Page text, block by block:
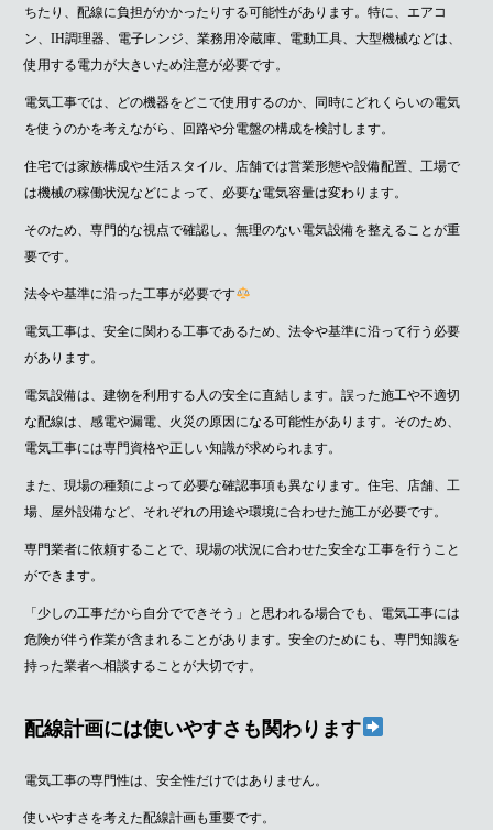
ちたり、配線に負担がかかったりする可能性があります。特に、エアコ
ン、IH調理器、電子レンジ、業務用冷蔵庫、電動工具、大型機械などは、
使用する電力が大きいため注意が必要です。
電気工事では、どの機器をどこで使用するのか、同時にどれくらいの電気
を使うのかを考えながら、回路や分電盤の構成を検討します。
住宅では家族構成や生活スタイル、店舗では営業形態や設備配置、工場で
は機械の稼働状況などによって、必要な電気容量は変わります。
そのため、専門的な視点で確認し、無理のない電気設備を整えることが重
要です。
法令や基準に沿った工事が必要です
電気工事は、安全に関わる工事であるため、法令や基準に沿って行う必要
があります。
電気設備は、建物を利用する人の安全に直結します。誤った施工や不適切
な配線は、感電や漏電、火災の原因になる可能性があります。そのため、
電気工事には専門資格や正しい知識が求められます。
また、現場の種類によって必要な確認事項も異なります。住宅、店舗、工
場、屋外設備など、それぞれの用途や環境に合わせた施工が必要です。
専門業者に依頼することで、現場の状況に合わせた安全な工事を行うこと
ができます。
「少しの工事だから自分でできそう」と思われる場合でも、電気工事には
危険が伴う作業が含まれることがあります。安全のためにも、専門知識を
持った業者へ相談することが大切です。
配線計画には使いやすさも関わります
電気工事の専門性は、安全性だけではありません。
使いやすさを考えた配線計画も重要です。